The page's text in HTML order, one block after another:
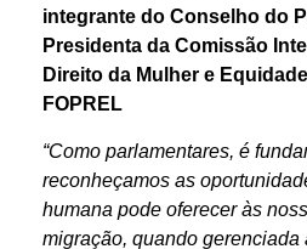
integrante do Conselho do
Presidenta da Comissão
Direito da Mulher e
FOPREL
“Como parlamentares, é
reconheçamos as
humana pode oferecer às
migração, quando